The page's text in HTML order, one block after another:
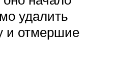
удалить
и отмершие